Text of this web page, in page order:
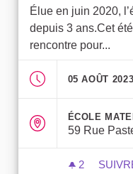
Élue en juin 2020,
depuis 3 ans.Cet
rencontre pour...
05 AOÛT 2023
ÉCOLE
59 Rue
2 2